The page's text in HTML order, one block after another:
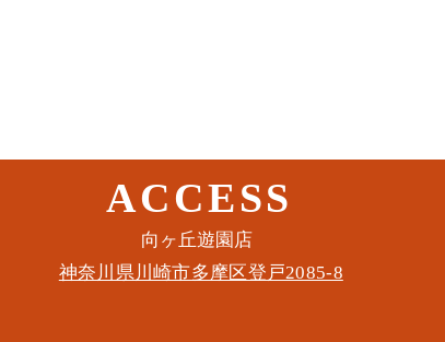
このイベントをシェア
ACCESS
​向ヶ丘遊園店
神奈川県川崎市多摩区​登戸2085-8